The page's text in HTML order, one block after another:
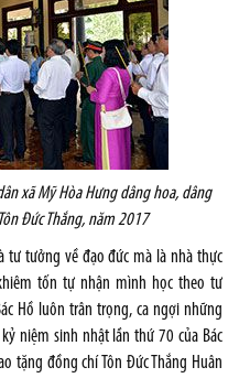
xã Mỹ Hòa Hưng dâng hoa, dâng
Đức Thắng, năm 2017
tư tưởng về đạo đức mà là nhà thực
tốn tự nhận mình học theo tư
Hồ luôn trân trọng, ca ngợi những
niệm sinh nhật lần thứ 70 của Bác
tặng đồng chí Tôn Đức Thắng Huân